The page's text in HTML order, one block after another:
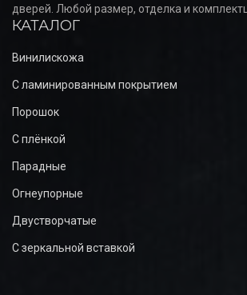
дверей. Любой размер, отделка и
КАТАЛОГ
Винилискожа
С ламинированным покрытием
Порошок
С плёнкой
Парадные
Огнеупорные
Двустворчатые
С зеркальной вставкой